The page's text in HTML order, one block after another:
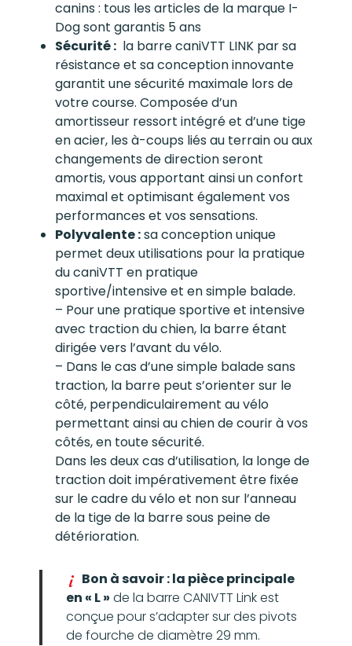
canins : tous les articles de la marque I-
Dog sont garantis 5 ans
Sécurité : la barre caniVTT LINK par sa
résistance et sa conception innovante
garantit une sécurité maximale lors de
votre course. Composée d’un
amortisseur ressort intégré et d’une tige
en acier, les à-coups liés au terrain ou aux
changements de direction seront
amortis, vous apportant ainsi un confort
maximal et optimisant également vos
performances et vos sensations.
Polyvalente :sa conception unique
permet deux utilisations pour la pratique
du caniVTT en pratique
sportive/intensive et en simple balade.
– Pour une pratique sportive et intensive
avec traction du chien, la barre étant
dirigée vers l’avant du vélo.
– Dans le cas d’une simple balade sans
traction, la barre peut s’orienter sur le
côté, perpendiculairement au vélo
permettant ainsi au chien de courir à vos
côtés, en toute sécurité.
Dans les deux cas d’utilisation, la longe de
traction doit impérativement être fixée
sur le cadre du vélo et non sur l’anneau
de la tige de la barre sous peine de
détérioration.
Bon à savoir : la pièce principale
en « L » de la barre CANIVTT Link est
conçue pour s’adapter sur des pivots
de fourche de diamètre 29 mm.